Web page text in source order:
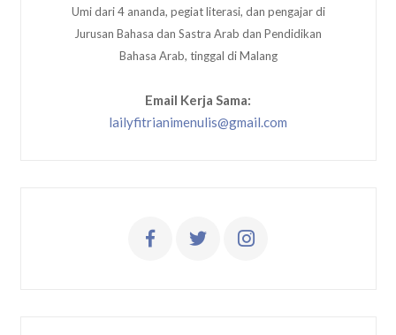
Umi dari 4 ananda, pegiat literasi, dan pengajar di
Jurusan Bahasa dan Sastra Arab dan Pendidikan
Bahasa Arab, tinggal di Malang
Email Kerja Sama:
lailyfitrianimenulis@gmail.com